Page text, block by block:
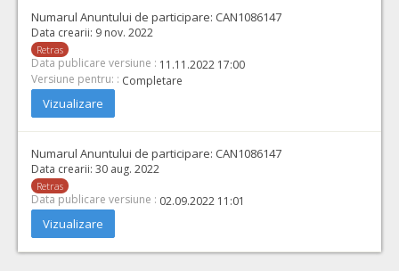
Numarul Anuntului de participare: CAN1086147
Data crearii: 9 nov. 2022
Retras
Data publicare versiune : 11.11.2022 17:00
Versiune pentru: : Completare
Vizualizare
Numarul Anuntului de participare: CAN1086147
Data crearii: 30 aug. 2022
Retras
Data publicare versiune : 02.09.2022 11:01
Vizualizare